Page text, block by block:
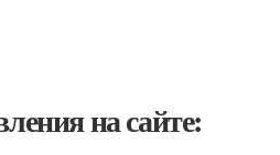
на сайте: